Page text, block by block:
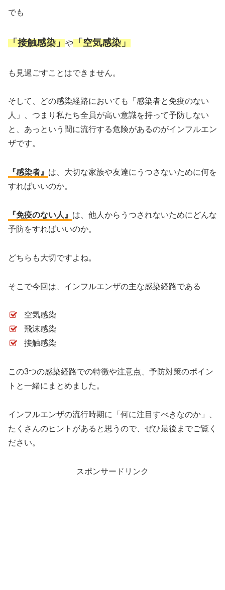
でも
「接触感染」や「空気感染」
も見過ごすことはできません。
そして、どの感染経路においても「感染者と免疫のない
人」、つまり私たち全員が高い意識を持って予防しない
と、あっという間に流行する危険があるのがインフルエン
ザです。
『感染者』 は、大切な家族や友達にうつさないために何を
すればいいのか。
『免疫のない人』 は、他人からうつされないためにどんな
予防をすればいいのか。
どちらも大切ですよね。
そこで今回は、インフルエンザの主な感染経路である
空気感染
飛沫感染
接触感染
この3つの感染経路での特徴や注意点、予防対策のポイン
トと一緒にまとめました。
インフルエンザの流行時期に「何に注目すべきなのか」、
たくさんのヒントがあると思うので、ぜひ最後までご覧く
ださい。
スポンサードリンク